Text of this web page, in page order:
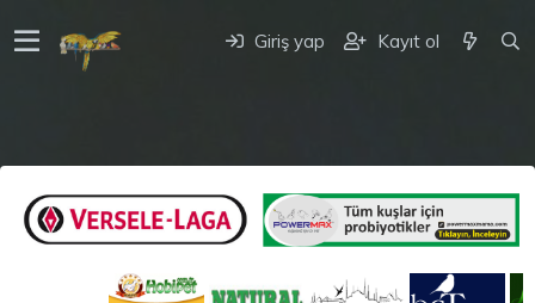
Giriş yap Kayıt ol